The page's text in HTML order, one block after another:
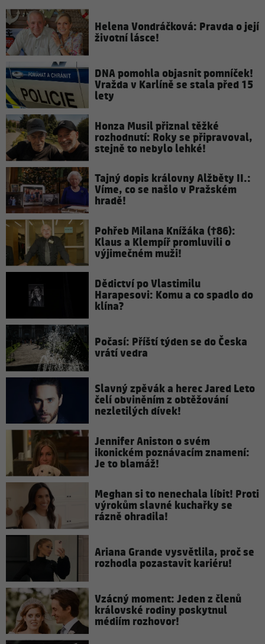
Helena Vondráčková: Pravda o její
životní lásce!
DNA pomohla objasnit pomníček!
Vražda v Karlíně se stala před 15
lety
Honza Musil přiznal těžké
rozhodnutí: Roky se připravoval,
stejně to nebylo lehké!
Tajný dopis královny Alžběty II.:
Víme, co se našlo v Pražském
hradě!
Pohřeb Milana Knížáka (†86):
Klaus a Klempíř promluvili o
výjimečném muži!
Dědictví po Vlastimilu
Harapesovi: Komu a co spadlo do
klína?
Počasí: Příští týden se do Česka
vrátí vedra
Slavný zpěvák a herec Jared Leto
čelí obviněním z obtěžování
nezletilých dívek!
Jennifer Aniston o svém
ikonickém poznávacím znamení:
Je to blamáž!
Meghan si to nenechala líbit! Proti
výrokům slavné kuchařky se
rázně ohradila!
Ariana Grande vysvětlila, proč se
rozhodla pozastavit kariéru!
Vzácný moment: Jeden z členů
královské rodiny poskytnul
médiím rozhovor!